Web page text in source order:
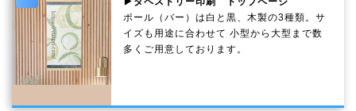
ポール（バー）は白と黒、木製の3種類。サ
イズも用途に合わせて 小型から大型まで数
多くご用意しております。